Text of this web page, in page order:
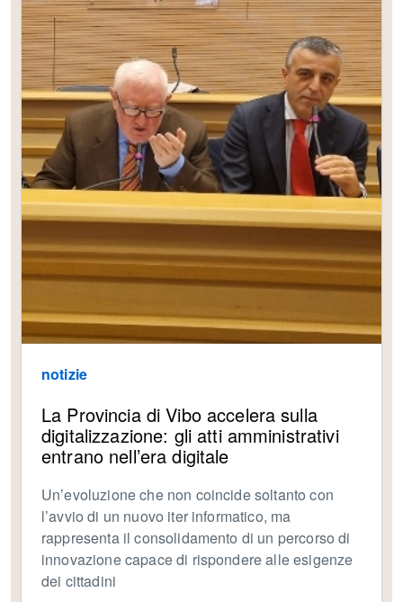
notizie
La Provincia di Vibo accelera sulla
digitalizzazione: gli atti amministrativi
entrano nell’era digitale
Un’evoluzione che non coincide soltanto con
l’avvio di un nuovo iter informatico, ma
rappresenta il consolidamento di un percorso di
innovazione capace di rispondere alle esigenze
dei cittadini